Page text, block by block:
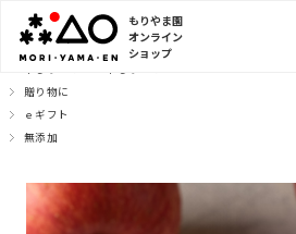
もりやま園
オンライン
ショップ
TOP
贈り物に
ｅギフト
無添加